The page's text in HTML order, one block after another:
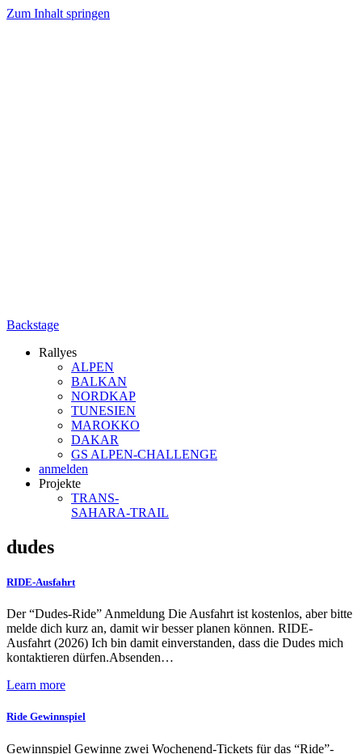
Zum Inhalt springen
Backstage
Rallyes
ALPEN
BALKAN
NORDKAP
TUNESIEN
MAROKKO
DAKAR
GS ALPEN-CHALLENGE
anmelden
Projekte
TRANS-
SAHARA-TRAIL
dudes
RIDE-Ausfahrt
Der “Dudes-Ride” Anmeldung Die Ausfahrt ist kostenlos, aber bitte
melde dich kurz an, damit wir besser planen können. RIDE-
Ausfahrt (2026) Ich bin damit einverstanden, dass die Dudes mich
kontaktieren dürfen.Absenden…
Learn more
Ride Gewinnspiel
Gewinnspiel Gewinne zwei Wochenend-Tickets für das “Ride”-